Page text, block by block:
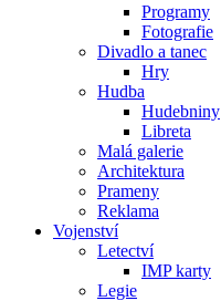
Programy
Fotografie
Divadlo a tanec
Hry
Hudba
Hudebniny
Libreta
Malá galerie
Architektura
Prameny
Reklama
Vojenství
Letectví
IMP karty
Legie